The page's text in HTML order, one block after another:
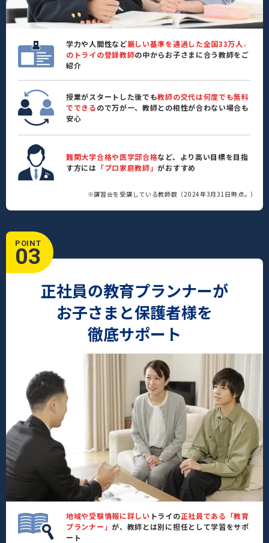
学力や人間性など厳しい基準を通過した全国33万人 ※
のトライの登録教師の中からお子さまに合う教師をご
紹介
授業がスタートした後でも教師の交代は何度でも無料
でできるので万が一、教師との相性が合わない場合も
安心
難関大学合格や医学部合格など、より高い目標を目指
す方には 「プロ家庭教師」がおすすめ
※講習会を受講している教師数（2024年3月31日時点。）
POINT
03
正社員の教育プランナーが
お子さまと保護者様を
徹底サポート
地域や受験情報に詳しい トライの正社員である「教育
プランナー」が、教師とは別に担任として学習をサポ
ート